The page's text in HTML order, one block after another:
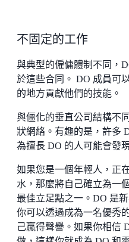
不固定的工作
與典型的僱傭體制不同，
於這些合同。 DO 成員可
的地方貢獻他們的技能。
與僵化的垂直公司結構不
狀網絡。有趣的是，許多
為擅長 DO 的人可能會發
如果您是一個年輕人，正
水，那麼將自己確立為一
最佳立足點之一。DO 是
你可以透過成為一名優秀
己贏得聲譽。如果你相信